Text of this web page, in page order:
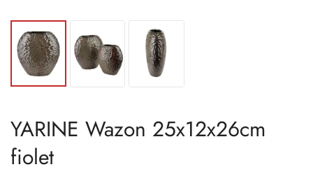
YARINE Wazon 25x12x26cm
fiolet